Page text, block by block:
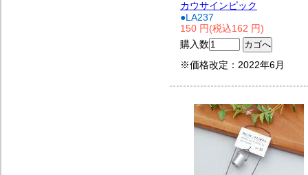
カウサインピック
●LA237
150 円(税込162 円)
購入数
※価格改定：2022年6月